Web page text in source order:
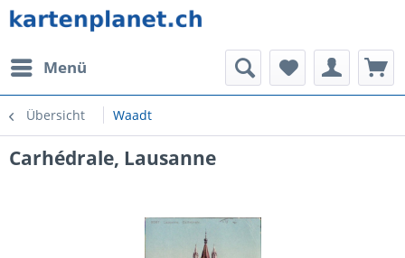
Menü
Übersicht Waadt
Carhédrale, Lausanne